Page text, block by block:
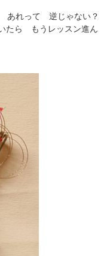
れって 逆じゃない？
たら もうレッスン進ん